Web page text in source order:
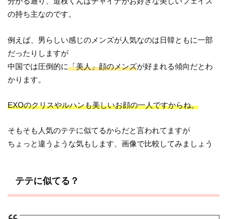
の持ち主なのです。
例えば、男らしい感じのメンズが人気なのは日韓ともに一部
だったりしますが
中国では圧倒的に「美人」顔のメンズが好まれる傾向だとわ
かります。
EXOのクリスやルハンも美しいお顔の一人ですからね。
そもそも人気のテテに似てるからだと言われてますが
ちょっと違うような気もします、画像で比較してみましょう
テテに似てる？